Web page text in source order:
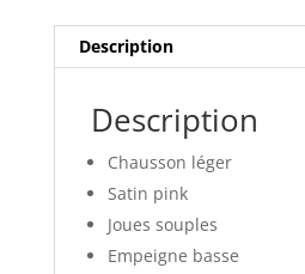
Description
Description
Chausson léger
Satin pink
Joues souples
Empeigne basse